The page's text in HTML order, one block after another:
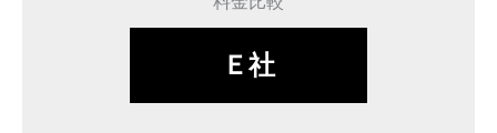
Ｅ社